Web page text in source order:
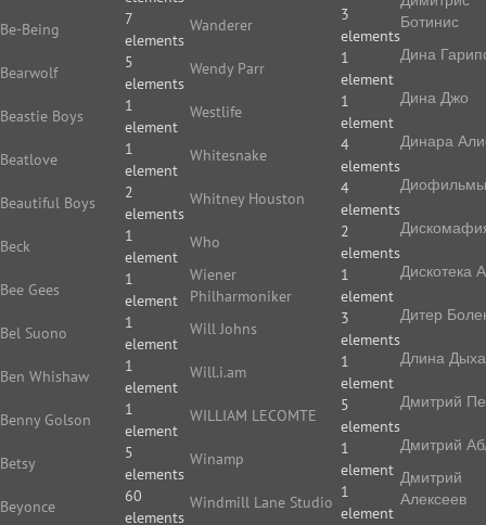
Be-Being
7
elements
Bearwolf
5
elements
Beastie Boys
1
element
Beatlove
1
element
Beautiful Boys
2
elements
Beck
1
element
Bee Gees
1
element
Bel Suono
1
element
Ben Whishaw
1
element
Benny Golson
1
element
Betsy
5
elements
Beyonce
60
elements
Wanderer
3
elements
Wendy Parr
1
element
Westlife
1
element
Whitesnake
4
elements
Whitney Houston
4
elements
Who
2
elements
Wiener
Philharmoniker
1
element
Will Johns
3
elements
Will.i.am
1
element
WILLIAM LECOMTE
5
elements
Winamp
1
element
Windmill Lane Studio
1
element
Ботинис
Дина
Дина Джо
Динара
Диофильмы
Дискотека
Дитер
Длина
Дмитрий
Дмитрий
Дмитрий
Алексеев